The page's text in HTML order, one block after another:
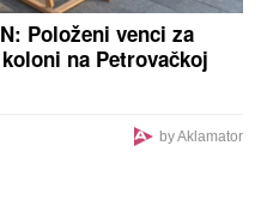
navija, Zvezdu ili